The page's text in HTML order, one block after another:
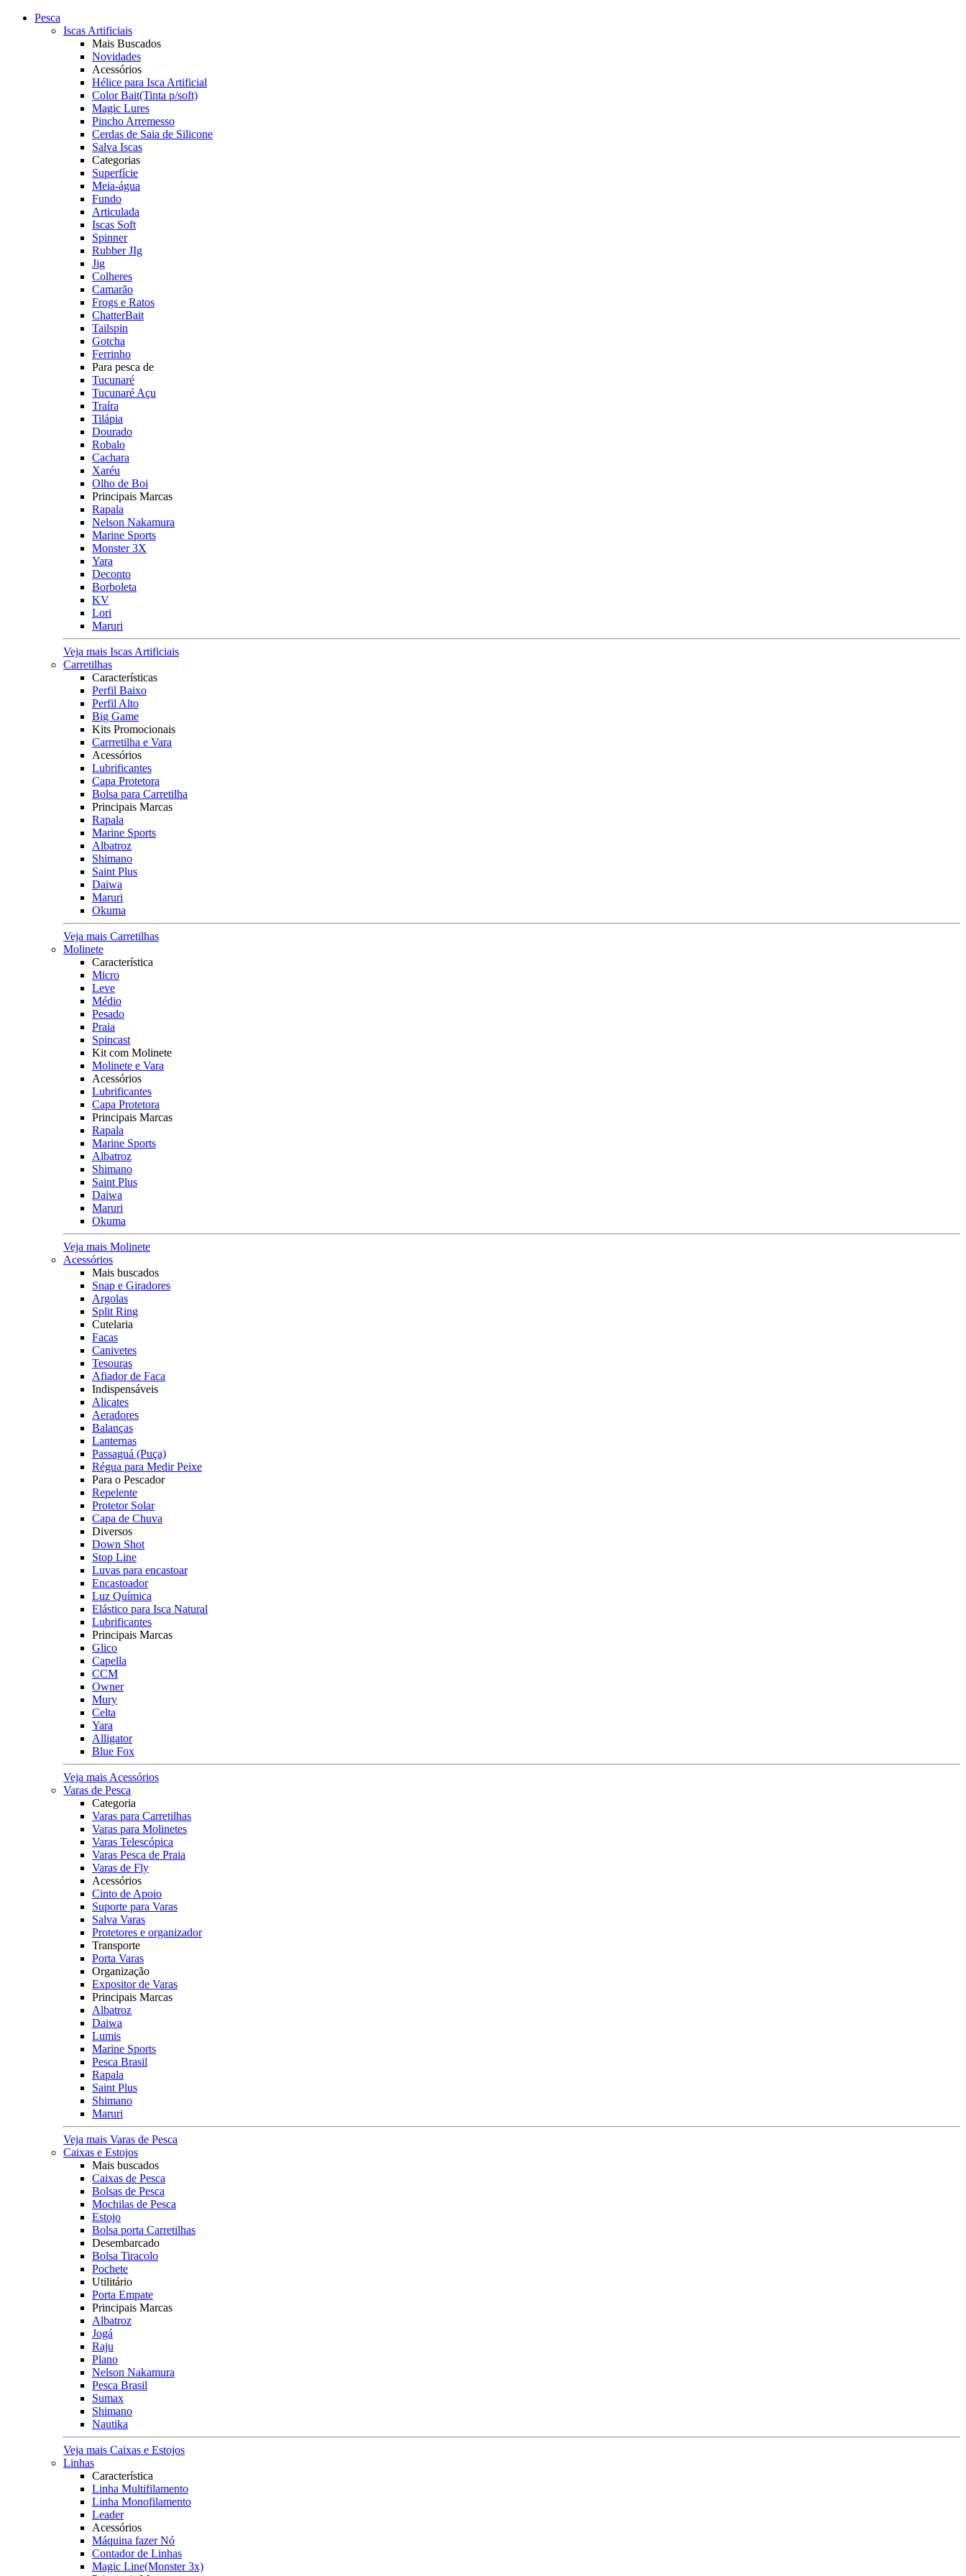
Pesca
Iscas Artificiais
Mais Buscados
Novidades
Acessórios
Hélice para Isca Artificial
Color Bait(Tinta p/soft)
Magic Lures
Pincho Arremesso
Cerdas de Saia de Silicone
Salva Iscas
Categorias
Superfície
Meia-água
Fundo
Articulada
Iscas Soft
Spinner
Rubber JIg
Jig
Colheres
Camarão
Frogs e Ratos
ChatterBait
Tailspin
Gotcha
Ferrinho
Para pesca de
Tucunaré
Tucunaré Açu
Traíra
Tilápia
Dourado
Robalo
Cachara
Xaréu
Olho de Boi
Principais Marcas
Rapala
Nelson Nakamura
Marine Sports
Monster 3X
Yara
Deconto
Borboleta
KV
Lori
Maruri
Veja mais Iscas Artificiais
Carretilhas
Características
Perfil Baixo
Perfil Alto
Big Game
Kits Promocionais
Carrretilha e Vara
Acessórios
Lubrificantes
Capa Protetora
Bolsa para Carretilha
Principais Marcas
Rapala
Marine Sports
Albatroz
Shimano
Saint Plus
Daiwa
Maruri
Okuma
Veja mais Carretilhas
Molinete
Característica
Micro
Leve
Médio
Pesado
Praia
Spincast
Kit com Molinete
Molinete e Vara
Acessórios
Lubrificantes
Capa Protetora
Principais Marcas
Rapala
Marine Sports
Albatroz
Shimano
Saint Plus
Daiwa
Maruri
Okuma
Veja mais Molinete
Acessórios
Mais buscados
Snap e Giradores
Argolas
Split Ring
Cutelaria
Facas
Canivetes
Tesouras
Afiador de Faca
Indispensáveis
Alicates
Aeradores
Balanças
Lanternas
Passaguá (Puça)
Régua para Medir Peixe
Para o Pescador
Repelente
Protetor Solar
Capa de Chuva
Diversos
Down Shot
Stop Line
Luvas para encastoar
Encastoador
Luz Química
Elástico para Isca Natural
Lubrificantes
Principais Marcas
Glico
Capella
CCM
Owner
Mury
Celta
Yara
Alligator
Blue Fox
Veja mais Acessórios
Varas de Pesca
Categoria
Varas para Carretilhas
Varas para Molinetes
Varas Telescópica
Varas Pesca de Praia
Varas de Fly
Acessórios
Cinto de Apoio
Suporte para Varas
Salva Varas
Protetores e organizador
Transporte
Porta Varas
Organização
Expositor de Varas
Principais Marcas
Albatroz
Daiwa
Lumis
Marine Sports
Pesca Brasil
Rapala
Saint Plus
Shimano
Maruri
Veja mais Varas de Pesca
Caixas e Estojos
Mais buscados
Caixas de Pesca
Bolsas de Pesca
Mochilas de Pesca
Estojo
Bolsa porta Carretilhas
Desembarcado
Bolsa Tiracolo
Pochete
Utilitário
Porta Empate
Principais Marcas
Albatroz
Jogá
Raju
Plano
Nelson Nakamura
Pesca Brasil
Sumax
Shimano
Nautika
Veja mais Caixas e Estojos
Linhas
Característica
Linha Multifilamento
Linha Monofilamento
Leader
Acessórios
Máquina fazer Nó
Contador de Linhas
Magic Line(Monster 3x)